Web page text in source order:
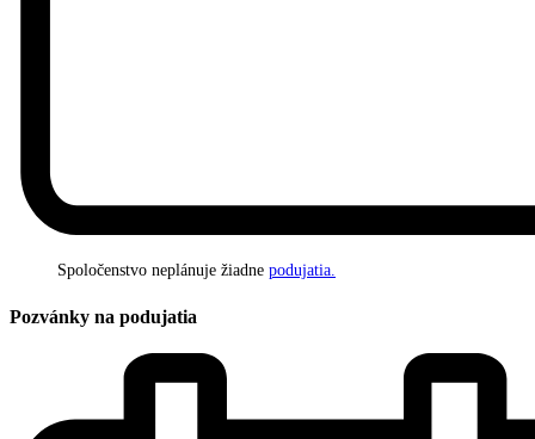
Spoločenstvo neplánuje žiadne podujatia.
Pozvánky na podujatia